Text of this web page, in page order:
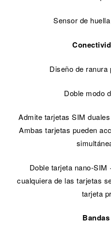
Sensor de
Diseño de ranura
Doble modo
Admite tarjetas SIM
Ambas tarjetas pueden
Doble tarjeta nano-
cualquiera de las tarjetas
tarjeta